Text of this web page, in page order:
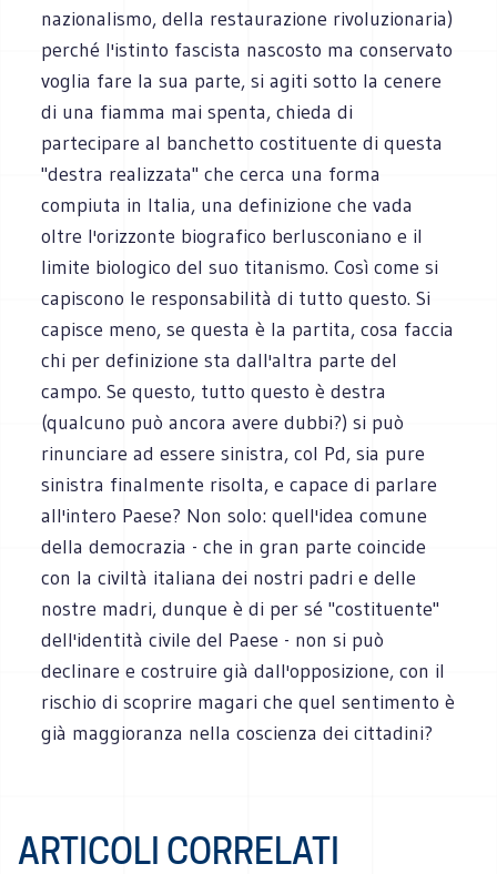
nazionalismo, della restaurazione rivoluzionaria)
perché l'istinto fascista nascosto ma conservato
voglia fare la sua parte, si agiti sotto la cenere
di una fiamma mai spenta, chieda di
partecipare al banchetto costituente di questa
"destra realizzata" che cerca una forma
compiuta in Italia, una definizione che vada
oltre l'orizzonte biografico berlusconiano e il
limite biologico del suo titanismo. Così come si
capiscono le responsabilità di tutto questo. Si
capisce meno, se questa è la partita, cosa faccia
chi per definizione sta dall'altra parte del
campo. Se questo, tutto questo è destra
(qualcuno può ancora avere dubbi?) si può
rinunciare ad essere sinistra, col Pd, sia pure
sinistra finalmente risolta, e capace di parlare
all'intero Paese? Non solo: quell'idea comune
della democrazia - che in gran parte coincide
con la civiltà italiana dei nostri padri e delle
nostre madri, dunque è di per sé "costituente"
dell'identità civile del Paese - non si può
declinare e costruire già dall'opposizione, con il
rischio di scoprire magari che quel sentimento è
già maggioranza nella coscienza dei cittadini?
ARTICOLI CORRELATI